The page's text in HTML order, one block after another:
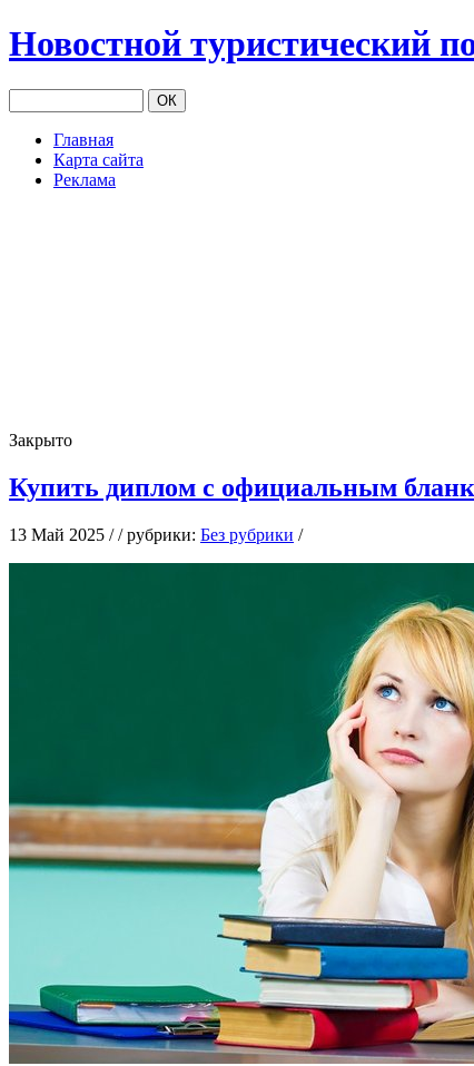
Новостной туристический
Главная
Карта сайта
Реклама
Закрыто
Купить диплом с официальным
13 Май 2025 / / рубрики: Без рубрики /